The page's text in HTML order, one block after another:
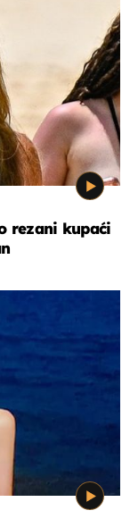
rezani kupaći